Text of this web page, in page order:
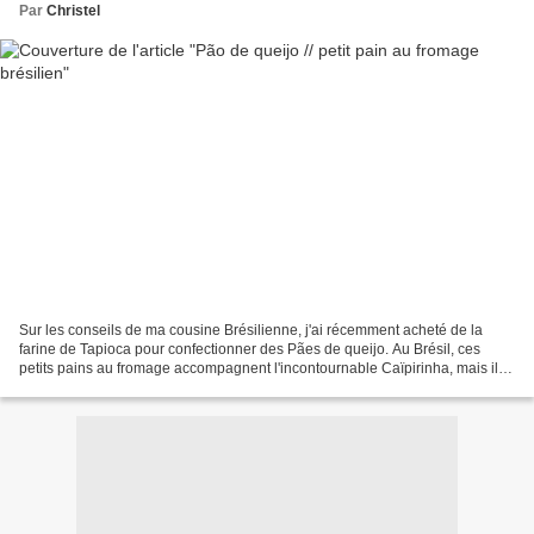
Par Christel
Sur les conseils de ma cousine Brésilienne, j'ai récemment acheté de la
farine de Tapioca pour confectionner des Pães de queijo. Au Brésil, ces
petits pains au fromage accompagnent l'incontournable Caïpirinha, mais ils